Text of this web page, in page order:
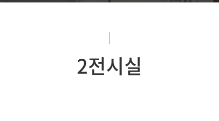
2전시실